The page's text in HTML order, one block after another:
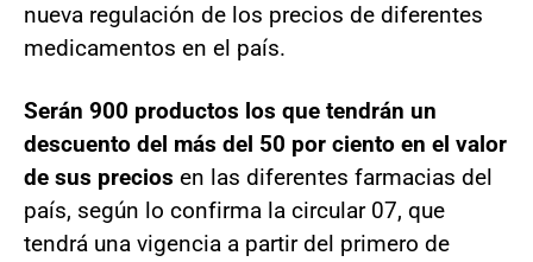
nueva regulación de los precios de diferentes
medicamentos en el país.
Serán 900 productos los que tendrán un
descuento del más del 50 por ciento en el valor
de sus precios en las diferentes farmacias del
país, según lo confirma la circular 07, que
tendrá una vigencia a partir del primero de